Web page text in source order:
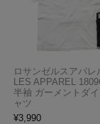
ロサンゼルスアパレ
LES APPAREL
半袖 ガーメントダ
ャツ
¥3,990